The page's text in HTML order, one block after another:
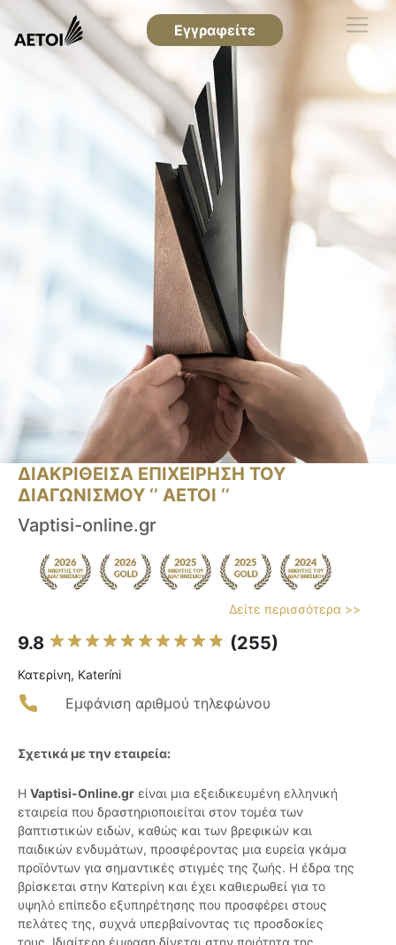
Εγγραφείτε
ΔΙΑΚΡΙΘΕΙΣΑ ΕΠΙΧΕΙΡΗΣΗ ΤΟΥ
ΔΙΑΓΩΝΙΣΜΟΥ ‘’ ΑΕΤΟΙ ‘’
Vaptisi-online.gr
Δείτε περισσότερα >>
9.8 (255)
Κατερίνη, Kateríni
Εμφάνιση αριθμού τηλεφώνου
Σχετικά με την εταιρεία:
Η Vaptisi-Online.gr είναι μια εξειδικευμένη ελληνική
εταιρεία που δραστηριοποιείται στον τομέα των
βαπτιστικών ειδών, καθώς και των βρεφικών και
παιδικών ενδυμάτων, προσφέροντας μια ευρεία γκάμα
προϊόντων για σημαντικές στιγμές της ζωής. Η έδρα της
βρίσκεται στην Κατερίνη και έχει καθιερωθεί για το
υψηλό επίπεδο εξυπηρέτησης που προσφέρει στους
πελάτες της, συχνά υπερβαίνοντας τις προσδοκίες
τους. Ιδιαίτερη έμφαση δίνεται στην ποιότητα της